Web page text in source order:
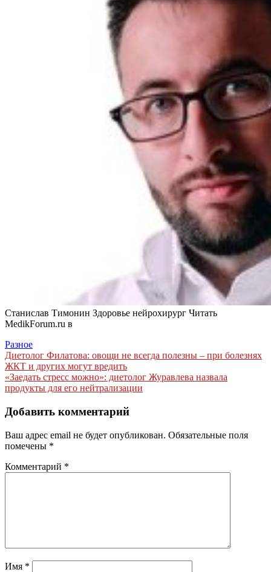
Станислав Тимонин Здоровье нейрохирург Читать
MedikForum.ru в
Разное
Навигация
по
записям
Диетолог Филатова: овощи не всегда полезны – при болезнях
ЖКТ и других могут вредить
«Заедать стресс можно»: диетолог Журавлева назвала
продукты для его нейтрализации
Добавить комментарий
Ваш адрес email не будет опубликован. Обязательные поля
помечены *
Комментарий *
Имя *